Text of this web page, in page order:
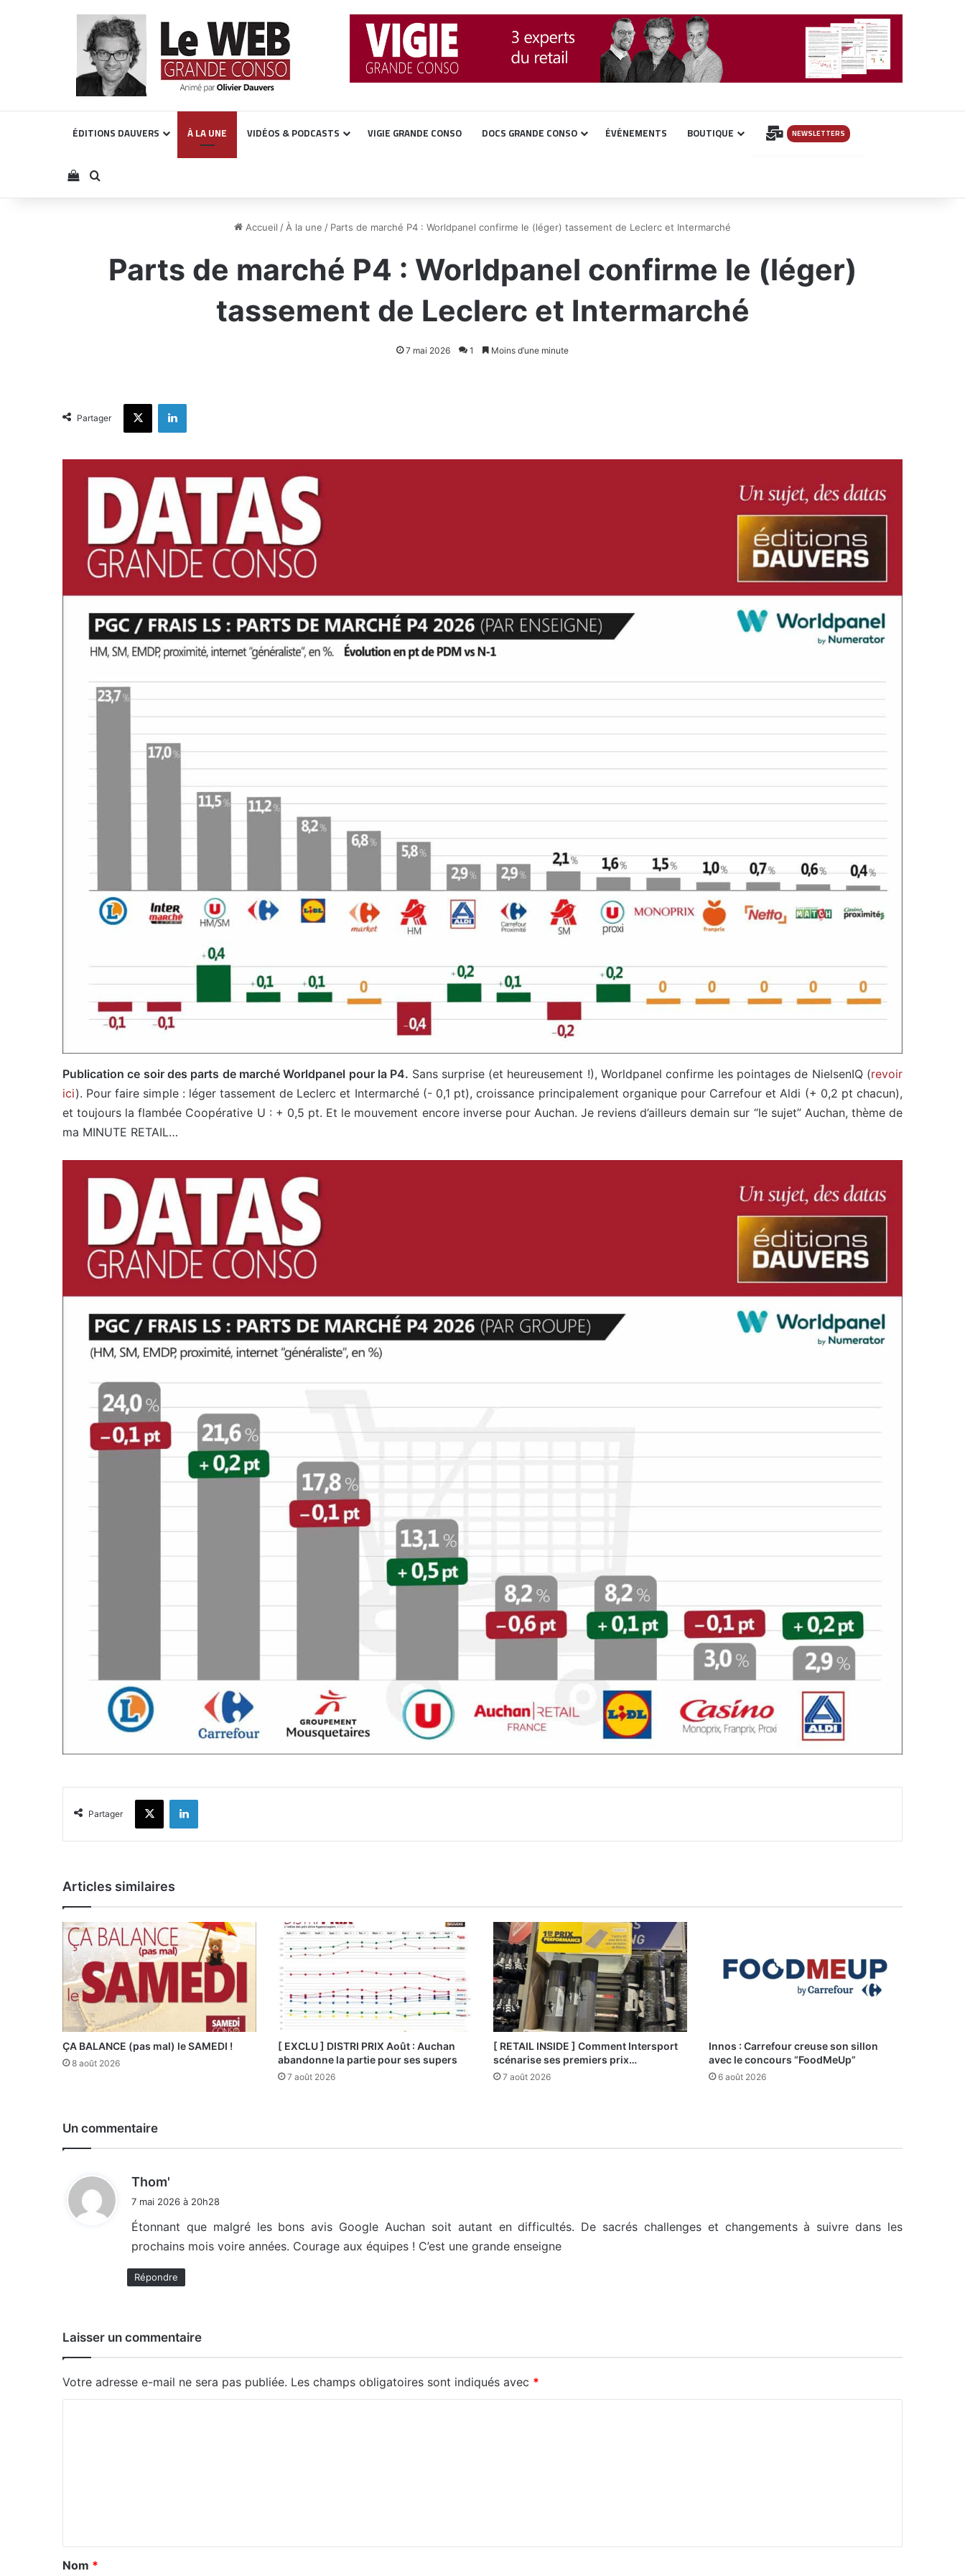
ÉDITIONS DAUVERS À LA UNE VIDÉOS & PODCASTS VIGIE GRANDE CONSO DOCS GRANDE CONSO ÉVÉNEMENTS BOUTIQUE INSCRIPTION
NEWSLETTERS
Voir votre panier
Rechercher
Accueil / À la une / Parts de marché P4 : Worldpanel confirme le (léger) tassement de Leclerc et Intermarché
Parts de marché P4 : Worldpanel confirme le (léger)
tassement de Leclerc et Intermarché
7 mai 2026 1 Moins d’une minute
Partager
X Linkedin
Publication ce soir des parts de marché Worldpanel pour la P4. Sans surprise (et heureusement !), Worldpanel confirme les pointages de NielsenIQ (revoir
ici). Pour faire simple : léger tassement de Leclerc et Intermarché (- 0,1 pt), croissance principalement organique pour Carrefour et Aldi (+ 0,2 pt chacun),
et toujours la flambée Coopérative U : + 0,5 pt. Et le mouvement encore inverse pour Auchan. Je reviens d’ailleurs demain sur “le sujet” Auchan, thème de
ma MINUTE RETAIL…
Partager
X Linkedin
Articles similaires
ÇA BALANCE (pas mal) le SAMEDI !
8 août 2026
[ EXCLU ] DISTRI PRIX Août : Auchan
abandonne la partie pour ses supers
7 août 2026
[ RETAIL INSIDE ] Comment Intersport
scénarise ses premiers prix…
7 août 2026
Innos : Carrefour creuse son sillon
avec le concours “FoodMeUp”
6 août 2026
Un commentaire
Thom'
:
7 mai 2026 à 20h28
Étonnant que malgré les bons avis Google Auchan soit autant en difficultés. De sacrés challenges et changements à suivre dans les
prochains mois voire années. Courage aux équipes ! C’est une grande enseigne
Répondre
Laisser un commentaire
Votre adresse e-mail ne sera pas publiée. Les champs obligatoires sont indiqués avec *
a
Nom *